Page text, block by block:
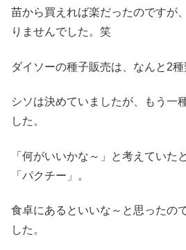
苗から買えれば楽だったのですが
りませんでした。笑
ダイソーの種子販売は、なんと2種
シソは決めていましたが、もう一
した。
「何がいいかな～」と考えていた
「パクチー」。
食卓にあるといいな～と思ったの
した。